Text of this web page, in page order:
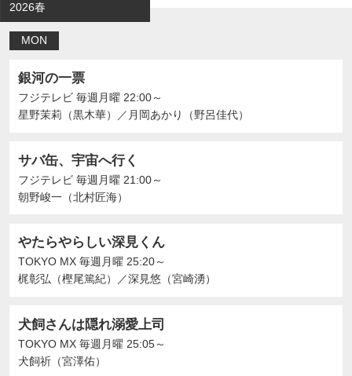
2026春
MON
銀河の一票
フジテレビ 毎週月曜 22:00～
星野茉莉（黒木華）
／ 月岡あかり（野呂佳代）
サバ缶、宇宙へ行く
フジテレビ 毎週月曜 21:00～
朝野峻一（北村匠海）
やたらやらしい深見くん
TOKYO MX 毎週月曜 25:20～
梶彰弘（樫尾篤紀）
／深見悠（宮崎湧）
犬飼さんは隠れ溺愛上司
TOKYO MX 毎週月曜 25:05～
犬飼祈（宮澤佑）